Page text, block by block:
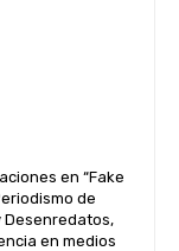
en “Fake
de
Desenredatos,
en medios